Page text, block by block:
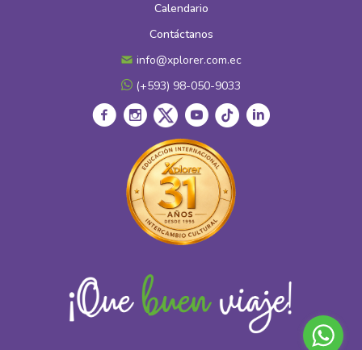
Calendario
Contáctanos
info@xplorer.com.ec
(+593) 98-050-9033